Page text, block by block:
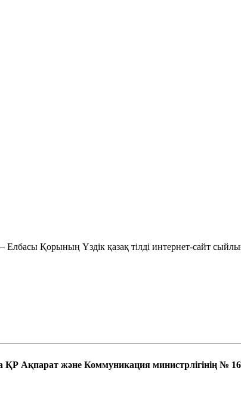
Елбасы Қорының Үздік қазақ тілді интернет-сайт
Ақпарат және Коммуникация министрлігінің №